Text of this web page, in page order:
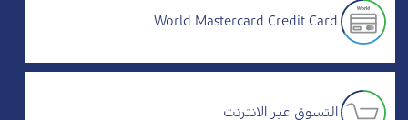
World Mastercard Credit Card
التسوق عبر الانترنت